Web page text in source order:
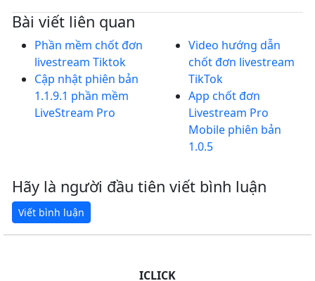
Bài viết liên quan
Phần mềm chốt đơn
livestream Tiktok
Cập nhật phiên bản
1.1.9.1 phần mềm
LiveStream Pro
Video hướng dẫn
chốt đơn livestream
TikTok
App chốt đơn
Livestream Pro
Mobile phiên bản
1.0.5
Hãy là người đầu tiên viết bình luận
ICLICK